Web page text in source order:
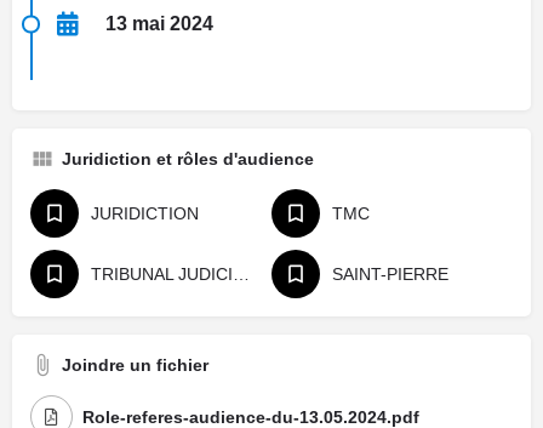
13 mai 2024
Juridiction et rôles d'audience
JURIDICTION TMC
SAINT-PIERRE
Joindre un fichier
Role-referes-audience-du-13.05.2024.pdf